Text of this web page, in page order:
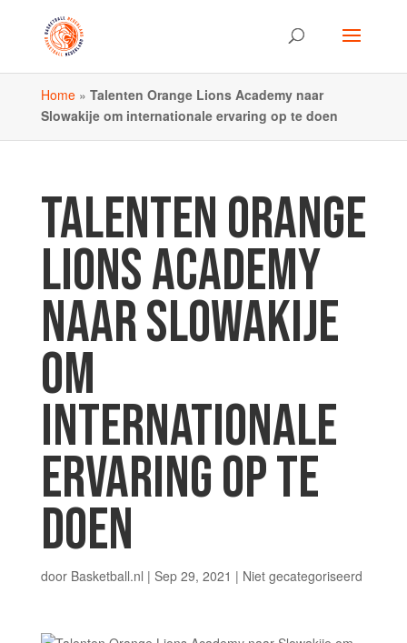
Home» Talenten Orange Lions Academy naar
Slowakije om internationale ervaring op te doen
TALENTEN ORANGE
LIONS ACADEMY
NAAR SLOWAKIJE
OM
INTERNATIONALE
ERVARING OP TE
DOEN
door Basketball.nl | Sep 29, 2021 | Niet gecategoriseerd